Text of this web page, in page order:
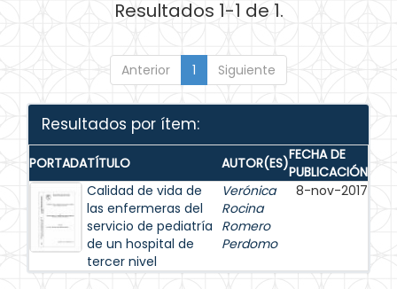
Resultados 1-1 de 1.
Anterior 1 Siguiente
Resultados por ítem:
PORTADATÍTULO AUTOR(ES)FECHA DE
PUBLICACIÓN
Calidad de vida de
las enfermeras del
servicio de pediatría
de un hospital de
tercer nivel
Verónica
Rocina
Romero
Perdomo
8-nov-2017